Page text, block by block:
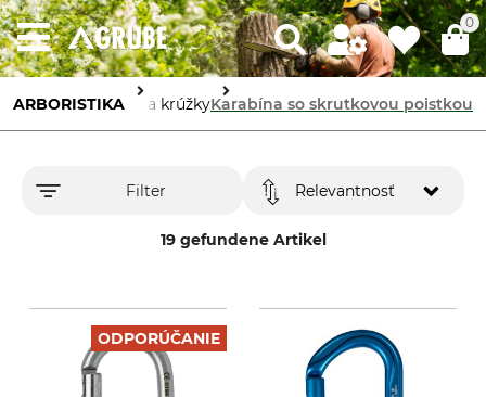
0
ARBORISTIKAKarabína a krúžkyKarabína so skrutkovou poistkou
Filter
19 gefundene Artikel
Relevantnosť
ODPORÚČANIE